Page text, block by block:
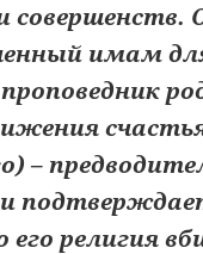
совершенств.
имам
религия